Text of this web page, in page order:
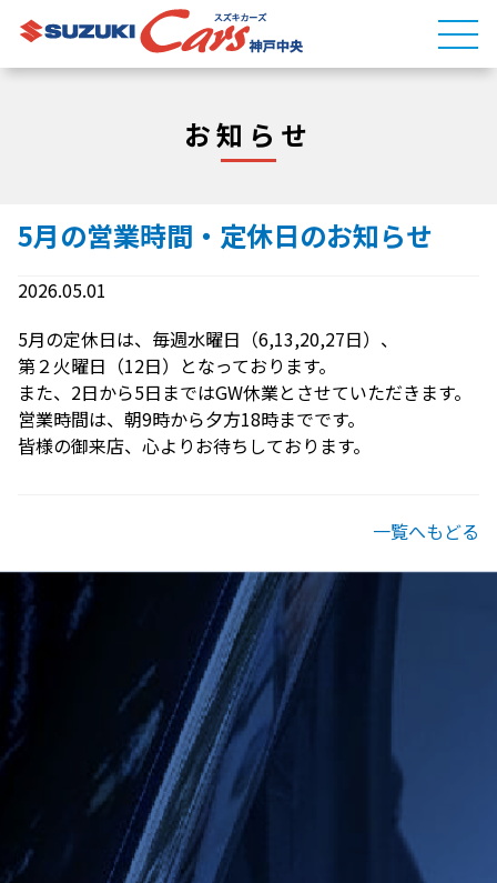
お知らせ
5月の営業時間・定休日のお知らせ
2026.05.01
5月の定休日は、毎週水曜日（6,13,20,27日）、
第２火曜日（12日）となっております。
また、2日から5日まではGW休業とさせていただきます。
営業時間は、朝9時から夕方18時までです。
皆様の御来店、心よりお待ちしております。
一覧へもどる